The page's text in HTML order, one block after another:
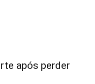
após perder